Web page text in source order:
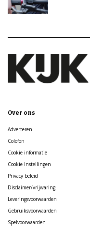
Over ons
Adverteren
Colofon
Cookie informatie
Cookie Instellingen
Privacy beleid
Disclaimer/vrijwaring
Leveringsvoorwaarden
Gebruiksvoorwaarden
Spelvoorwaarden